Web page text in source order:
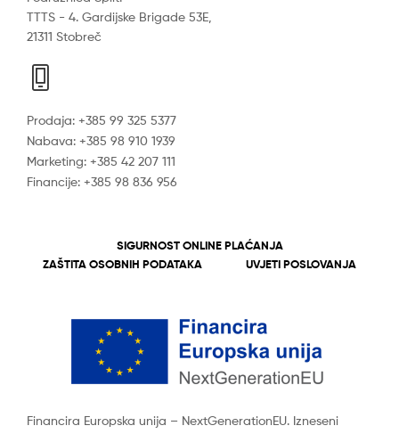
TTTS - 4. Gardijske Brigade 53E,
21311 Stobreč
Prodaja: +385 99 325 5377
Nabava: +385 98 910 1939
Marketing: +385 42 207 111
Financije: +385 98 836 956
SIGURNOST ONLINE PLAĆANJA
ZAŠTITA OSOBNIH PODATAKA
UVJETI POSLOVANJA
Financira Europska unija – NextGenerationEU. Izneseni